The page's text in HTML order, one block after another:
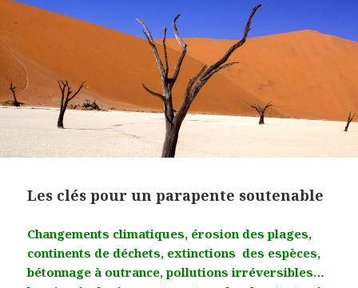
Les clés pour un parapente soutenable
Changements climatiques, érosion des plages,
continents de déchets, extinctions des espèces,
bétonnage à outrance, pollutions irréversibles…